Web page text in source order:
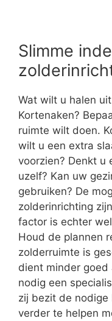
Slimme
Wat wilt u halen
Kortenaken?
ruimte wilt doen.
wilt u een extra
voorzien? Denkt u
uzelf? Kan uw
gebruiken? De
zolderinrichting
factor is echter
Houd de plannen
zolderruimte is
dient minder goed
nodig een
zij bezit de nodige
verder te helpen